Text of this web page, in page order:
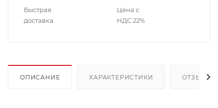
Быстрая
доставка
Цена с
НДС 22%
ОПИСАНИЕ ХАРАКТЕРИСТИКИ ОТЗЫВЫ